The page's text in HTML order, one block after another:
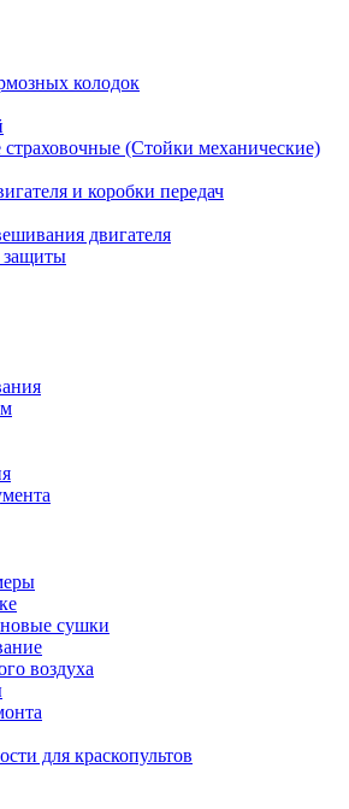
колодок
(Стойки механические)
и коробки передач
двигателя
защиты
сушки
воздуха
для краскопультов